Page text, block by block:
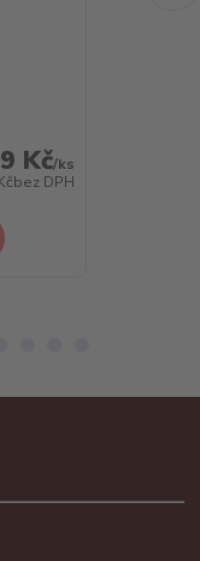
Kč/ks
bez DPH